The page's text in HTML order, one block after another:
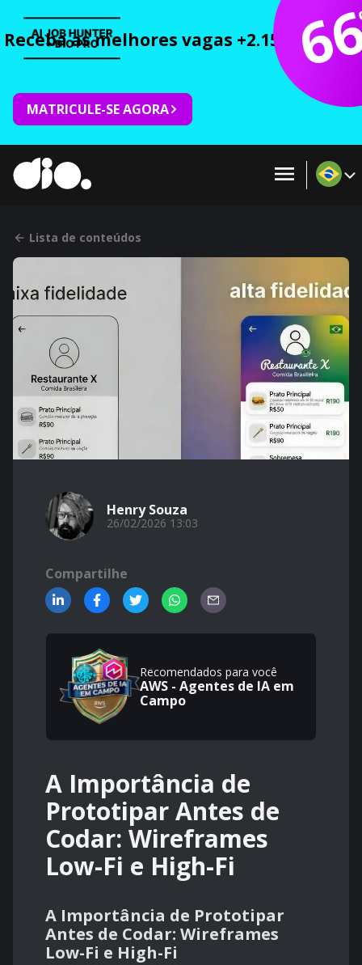
Receba as melhores vagas +2.150 cursos
MATRICULE-SE AGORA
Lista de conteúdos
Henry Souza
26/02/2026 13:03
Compartilhe
Recomendados para você
AWS - Agentes de IA em
Campo
A Importância de
Prototipar Antes de
Codar: Wireframes
Low-Fi e High-Fi
A Importância de Prototipar
Antes de Codar: Wireframes
Low-Fi e High-Fi